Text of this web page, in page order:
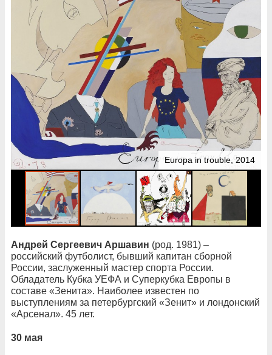
Europa in trouble, 2014
Андрей Сергеевич Аршавин (род. 1981) –
российский футболист, бывший капитан сборной
России, заслуженный мастер спорта России.
Обладатель Кубка УЕФА и Суперкубка Европы в
составе «Зенита». Наиболее известен по
выступлениям за петербургский «Зенит» и лондонский
«Арсенал». 45 лет.
30 мая